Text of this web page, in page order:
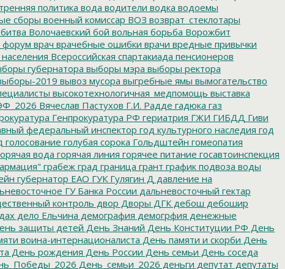
политика вода водители водка водоемы
сборы военный комиссар ВОЗ возврат_стеклотары
Волочаевский бой вольная борьба Ворожбит
форум врач врачебные ошибки врачи вредные привычки
Всероссийская спартакиада пенсионеров
губернатора выборы мэра выборы ректора
2019 вывоз мусора выгребные ямы вымогательство
высокотехнологичная_медпомощь выставка
Вячеслав Пастухов Г.И. Радде гадюка газ
Генпрокуратура РФ гериатрия ГЖИ ГИБДД Гиви
федеральный инспектор год культурного наследия год
голосование голубая сорока Гольдштейн гомеопатия
вода горячая линия горячее питание госавтоинспекция
грабеж град граница грант график подвоза воды
губернатор ЕАО ГУК Гулягин Д давление на
ГУ Банка России дальневосточный гектар
контроль двор Дворы ДГК дебош дебошир
дело Ельчина демография демогрфия денежные
защиты детей День Знаний День Конституции РФ День
воина-интернационалиста День памяти и скорби День
День рождения День России День семьи День соседа
День_семьи_2026 деньги депутат депутаты